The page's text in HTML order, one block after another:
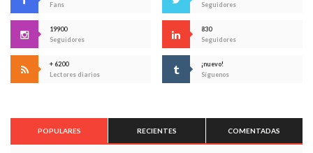
Fans
Seguidores
19900
Seguidores
830
Seguidores
+ 6200
Lectores diarios
¡nuevo!
Síguenos
POPULARES RECIENTES COMENTADAS